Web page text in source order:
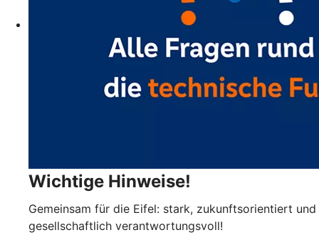
Wichtige Hinweise!
Gemeinsam für die Eifel: stark, zukunftsorientiert und
gesellschaftlich verantwortungsvoll!